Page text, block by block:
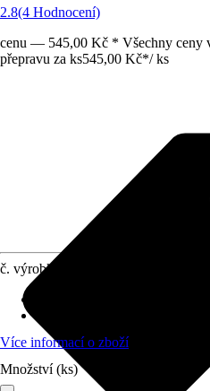
2.8(4 Hodnocení)
cenu — 545,00 Kč * Všechny ceny
přepravu za ks545,00 Kč*/ ks
č. výrobku
Grilovací držák,
Více informací o zboží
Množství (ks)